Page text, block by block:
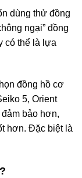
dùng thử đồng
ngại” đồng
có thể là lựa
đồng hồ cơ
5, Orient
bảo hơn,
hơn. Đặc biệt là